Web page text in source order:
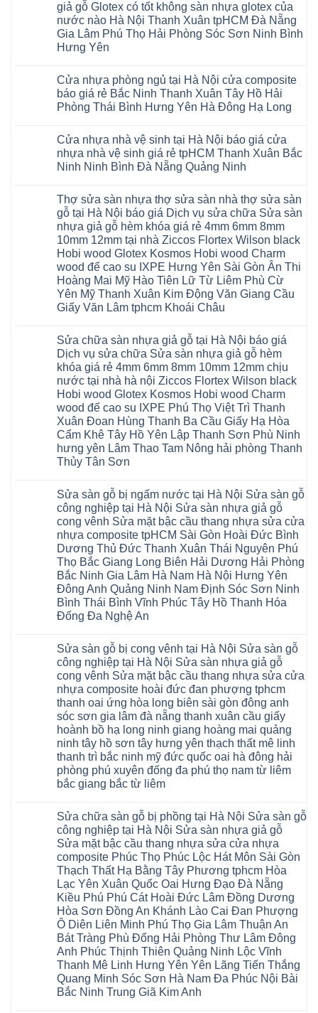
Bình
Dương
Huế
Cần
Thơ
Đà
Đức
Hoài
Đức
Ninh
Phòng
Tứ
Kỳ
Đan
Phượng
Quảng
Ninh
Thanh
Miện
Nghệ
An
Thanh
Hà
Bình
Thái
Bình
Thanh
Phụ
Phú
Thọ
Lào
Tuyên
Quang
Nẵng
Khánh
Hải
Phòng
Hưng
Yên
Nghệ
An
Quảng
Thọ
Bắc
Ninh
Tuyên
Gia
Lâm
Thanh
Xuân
Hà
Nội
Từ
Liêm
Đan
Phượng
Bình
Hải
Phòng
quan
tâm
Ninh
Nghệ
An
Bắc
Ninh
Tuyên
Nguyên
khóa
uy
tín
hàng
đầu
đã
định
tại
Việt
Nam
Sàn
nhựa
Fukione
giả
gỗ
4mm
6mm
đế
cao
su
luận
ở
Sàn
nhựa
Glotex
và
composite
giả
vân
gỗ
tạo
sang
trọng
giả gỗ Glotex có tốt không sàn nhựa glotex của
nước nào Hà Nội Thanh Xuân tpHCM Đà Nẵng
Gia Lâm Phú Thọ Hải Phòng Sóc Sơn Ninh Bình
Hưng Yên
bình
luận
ở
Sàn
4mm
giá
bao
nhiêu
Sàn
Glotex
có
tốt
không
sàn
nhựa
glotex
nước
nào
Hà
Nội
tpHCM
Đà
Nẵng
Gia
Phú
Thọ
Phòng
Sóc
Sơn
Ninh
Bình
Hưng
Yên
Cửa nhựa phòng ngủ tại Hà Nội cửa composite
báo giá rẻ Bắc Ninh Thanh Xuân Tây Hồ Hải
Phòng Thái Bình Hưng Yên Hà Đông Hạ Long
bình
luận
ở
Cửa
ngủ
tại
Hà
Nội
cửa
composite
báo
giá
rẻ
Bắc
Ninh
Thanh
Xuân
Hải
Phòng
Thái
Bình
Hưng
Yên
Hà
Đông
Hạ
Long
Cửa nhựa nhà vệ sinh tại Hà Nội báo giá cửa
nhựa nhà vệ sinh giá rẻ tpHCM Thanh Xuân Bắc
Ninh Ninh Bình Đà Nẵng Quảng Ninh
bình
luận
ở
Cửa
nhựa
nhà
vệ
sinh
tại
Hà
Nội
giá
nhà
sinh
giá
tpHCM
Thanh
Bắc
Ninh
Ninh
Bình
Đà
Nẵng
Quảng
Thợ sửa sàn nhựa thợ sửa sàn nhà thợ sửa sàn
gỗ tại Hà Nội báo giá Dịch vụ sửa chữa Sửa sàn
nhựa giả gỗ hèm khóa giá rẻ 4mm 6mm 8mm
10mm 12mm tại nhà Ziccos Flortex Wilson black
Hobi wood Glotex Kosmos Hobi wood Charm
wood đế cao su IXPE Hưng Yên Sài Gòn Ân Thi
Hoàng Mai Mỹ Hào Tiên Lữ Từ Liêm Phù Cừ
Yên Mỹ Thanh Xuân Kim Động Văn Giang Cầu
Giấy Văn Lâm tphcm Khoái Châu
bình
luận
ở
Thợ
sửa
sàn
nhựa
thợ
sửa
sàn
nhà
sửa
sàn
Nội
báo
Dịch
vụ
sửa
chữa
Sửa
sàn
nhựa
giả
gỗ
hèm
khóa
4mm
6mm
8mm
10mm
12mm
tại
nhà
Ziccos
Flortex
Wilson
black
Hobi
wood
Glotex
Kosmos
Hobi
wood
đế
cao
su
IXPE
Hưng
Yên
Sài
Gòn
Ân
Thi
Hoàng
Mai
Hào
Tiên
Lữ
Từ
Liêm
Phù
Cừ
Sửa chữa sàn nhựa giả gỗ tại Hà Nội báo giá
Dịch vụ sửa chữa Sửa sàn nhựa giả gỗ hèm
khóa giá rẻ 4mm 6mm 8mm 10mm 12mm chịu
nước tại nhà hà nội Ziccos Flortex Wilson black
Hobi wood Glotex Kosmos Hobi wood Charm
wood đế cao su IXPE Phú Thọ Việt Trì Thanh
Xuân Đoan Hùng Thanh Ba Cầu Giấy Hạ Hòa
Cẩm Khê Tây Hồ Yên Lập Thanh Sơn Phù Ninh
hưng yên Lâm Thao Tam Nông hải phòng Thanh
Thủy Tân Sơn
bình
luận
ở
Sửa
chữa
sàn
nhựa
giả
gỗ
tại
Hà
Nội
báo
giá
sửa
chữa
Sửa
nhựa
giả
gỗ
hèm
khóa
giá
rẻ
4mm
6mm
8mm
10mm
12mm
chịu
nhà
hà
nội
Ziccos
Flortex
black
Hobi
wood
Glotex
Kosmos
Hobi
wood
Charm
wood
đế
cao
su
IXPE
Phú
Sửa sàn gỗ bị ngấm nước tại Hà Nội Sửa sàn gỗ
công nghiệp tại Hà Nội Sửa sàn nhựa giả gỗ
cong vênh Sửa mặt bậc cầu thang nhựa sửa cửa
nhựa composite tpHCM Sài Gòn Hoài Đức Bình
Dương Thủ Đức Thanh Xuân Thái Nguyên Phú
Thọ Bắc Giang Long Biên Hải Dương Hải Phòng
Bắc Ninh Gia Lâm Hà Nam Hà Nội Hưng Yên
Đông Anh Quảng Ninh Nam Định Sóc Sơn Ninh
Bình Thái Bình Vĩnh Phúc Tây Hồ Thanh Hóa
Đống Đa Nghệ An
bình
luận
ở
Sửa
sàn
gỗ
bị
ngấm
nước
tại
Hà
Sửa
sàn
gỗ
công
Hà
Nội
Sửa
sàn
giả
cong
vênh
Sửa
mặt
bậc
cầu
thang
nhựa
sửa
cửa
composite
tpHCM
Sửa sàn gỗ bị cong vênh tại Hà Nội Sửa sàn gỗ
công nghiệp tại Hà Nội Sửa sàn nhựa giả gỗ
cong vênh Sửa mặt bậc cầu thang nhựa sửa cửa
nhựa composite hoài đức đan phượng tphcm
thanh oai ứng hòa long biên sài gòn đông anh
sóc sơn gia lâm đà nẵng thanh xuân cầu giấy
hoành bồ hạ long ninh giang hoàng mai quảng
ninh tây hồ sơn tây hưng yên thạch thất mê linh
thanh trì bắc ninh mỹ đức quốc oai hà đông hải
phòng phú xuyên đống đa phú thọ nam từ liêm
bắc giang bắc từ liêm
bình
luận
ở
Sửa
sàn
gỗ
cong
vênh
tại
Hà
Nội
Sửa
sàn
gỗ
công
nghiệp
tại
Hà
Nội
Sửa chữa sàn gỗ bị phồng tại Hà Nội Sửa sàn gỗ
công nghiệp tại Hà Nội Sửa sàn nhựa giả gỗ
Sửa mặt bậc cầu thang nhựa sửa cửa nhựa
composite Phúc Thọ Phúc Lộc Hát Môn Sài Gòn
Thạch Thất Hạ Bằng Tây Phương tphcm Hòa
Lạc Yên Xuân Quốc Oai Hưng Đạo Đà Nẵng
Kiều Phú Phú Cát Hoài Đức Lâm Đồng Dương
Hòa Sơn Đồng An Khánh Lào Cai Đan Phượng
Ô Diên Liên Minh Phú Thọ Gia Lâm Thuận An
Bát Tràng Phù Đổng Hải Phòng Thư Lâm Đông
Anh Phúc Thịnh Thiên Quảng Ninh Lộc Vĩnh
Thanh Mê Linh Hưng Yên Yên Lãng Tiến Thắng
Quang Minh Sóc Sơn Hà Nam Đa Phúc Nội Bài
Bắc Ninh Trung Giã Kim Anh